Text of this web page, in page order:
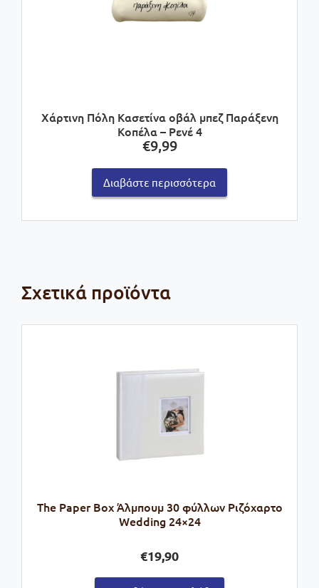
Χάρτινη Πόλη Κασετίνα οβάλ μπεζ Παράξενη
Κοπέλα – Ρενέ 4
€9,99
Διαβάστε περισσότερα
Σχετικά προϊόντα
The Paper Box Άλμπουμ 30 φύλλων Ριζόχαρτο
Wedding 24×24
€19,90